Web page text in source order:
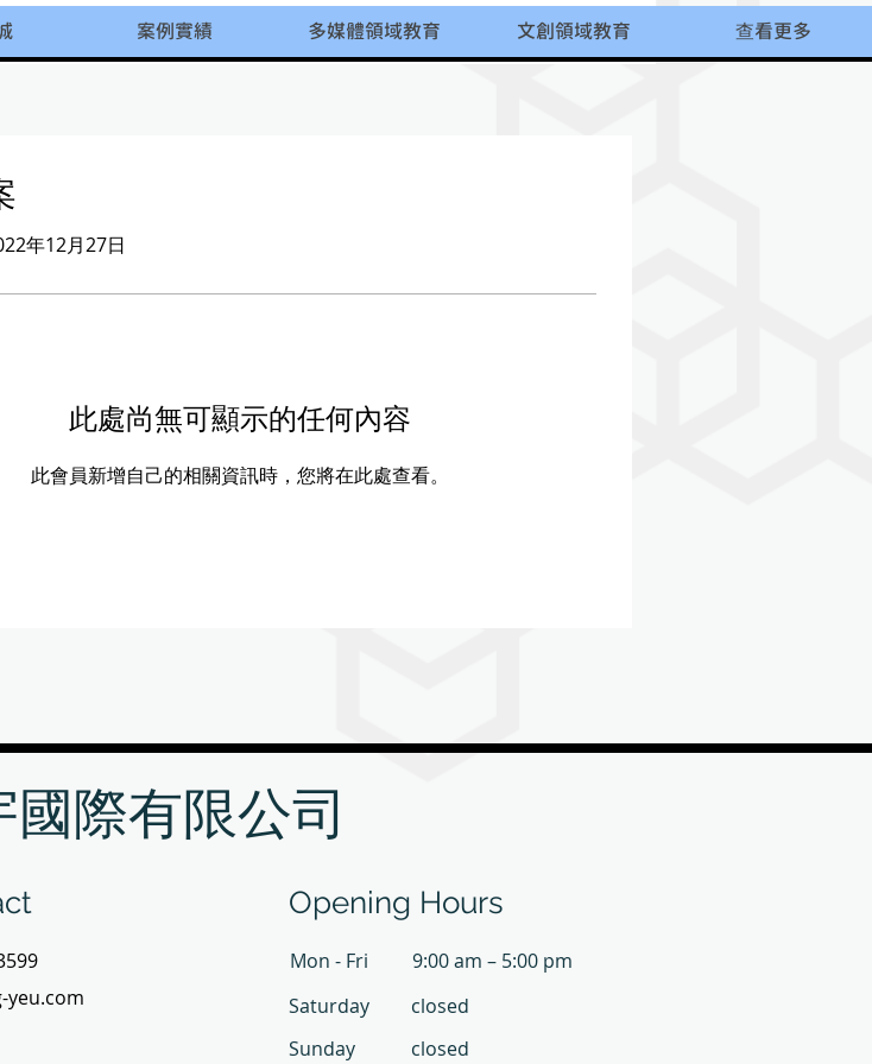
案例實績 多媒體領域教育 文創領域教育 查看更多
年12月27日
此處尚無可顯示的任何內容
此會員新增自己的相關資訊時，您將在此處查看。
際有限公司
yeu.com
Opening Hours
Mon - Fri
9:00 am – 5:00 pm
Saturday
closed
​Sunday
closed